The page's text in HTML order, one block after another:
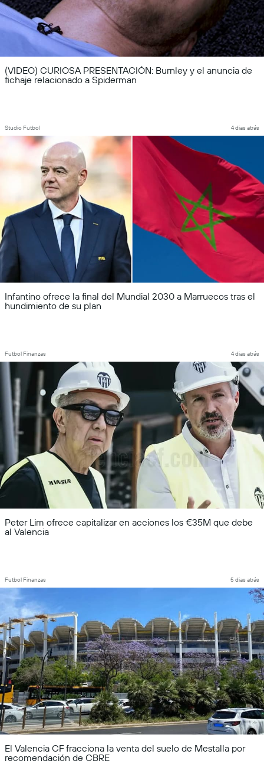
(VIDEO) CURIOSA PRESENTACIÓN: Burnley y el anuncia de
fichaje relacionado a Spiderman
Studio Futbol 4 dias atrás
Infantino ofrece la final del Mundial 2030 a Marruecos tras el
hundimiento de su plan
Futbol Finanzas 4 dias atrás
Peter Lim ofrece capitalizar en acciones los €35M que debe
al Valencia
Futbol Finanzas 5 dias atrás
El Valencia CF fracciona la venta del suelo de Mestalla por
recomendación de CBRE